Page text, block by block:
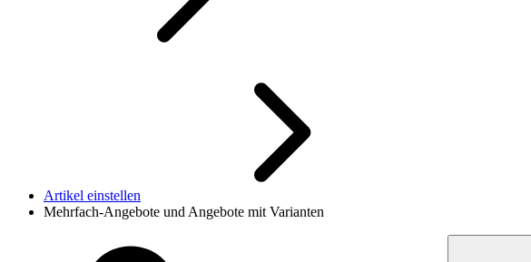
Artikel einstellen
Mehrfach-Angebote und Angebote mit Varianten